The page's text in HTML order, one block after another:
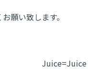
願い致します。
Juice=Juice